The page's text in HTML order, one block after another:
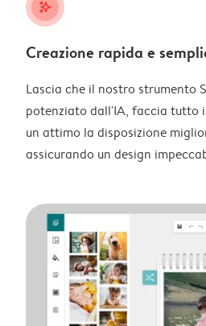
stars_plus
Creazione rapida e
Lascia che il nostro strumento
potenziato dall'IA, faccia tutto
un attimo la disposizione
assicurando un design